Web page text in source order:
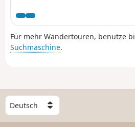
der Häuptling und der Altarstein.
Aber Vorsicht, diese Gebiete
überwacht!
Für mehr Wandertouren, benutze
Suchmaschine.
W
ä
h